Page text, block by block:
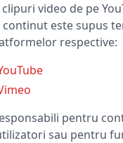
video de pe
continut este supus
respective:
pentru
sau pentru